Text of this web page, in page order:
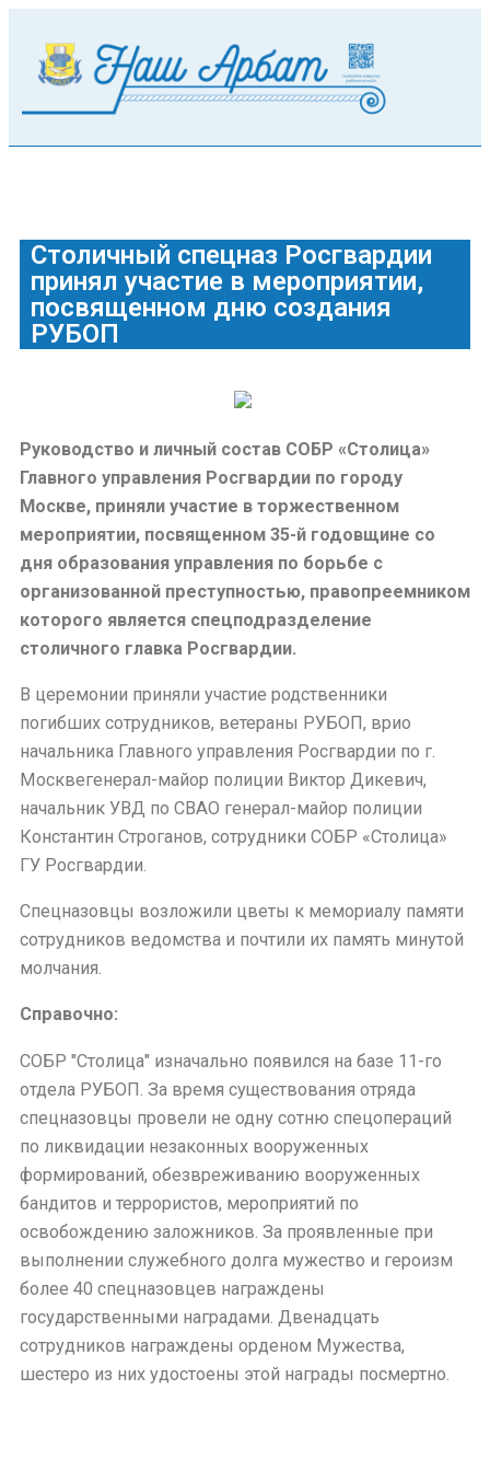
Столичный спецназ Росгвардии
принял участие в мероприятии,
посвященном дню создания
РУБОП
Руководство и личный состав СОБР «Столица»
Главного управления Росгвардии по городу
Москве, приняли участие в торжественном
мероприятии, посвященном 35-й годовщине со
дня образования управления по борьбе с
организованной преступностью, правопреемником
которого является спецподразделение
столичного главка Росгвардии.
В церемонии приняли участие родственники
погибших сотрудников, ветераны РУБОП, врио
начальника Главного управления Росгвардии по г.
Москвегенерал-майор полиции Виктор Дикевич,
начальник УВД по СВАО генерал-майор полиции
Константин Строганов, сотрудники СОБР «Столица»
ГУ Росгвардии.
Спецназовцы возложили цветы к мемориалу памяти
сотрудников ведомства и почтили их память минутой
молчания.
Справочно:
СОБР "Столица" изначально появился на базе 11-го
отдела РУБОП. За время существования отряда
спецназовцы провели не одну сотню спецопераций
по ликвидации незаконных вооруженных
формирований, обезвреживанию вооруженных
бандитов и террористов, мероприятий по
освобождению заложников. За проявленные при
выполнении служебного долга мужество и героизм
более 40 спецназовцев награждены
государственными наградами. Двенадцать
сотрудников награждены орденом Мужества,
шестеро из них удостоены этой награды посмертно.